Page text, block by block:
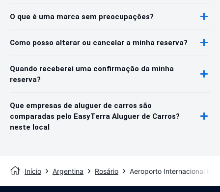
O que é uma marca sem preocupações?
Como posso alterar ou cancelar a minha reserva?
Quando receberei uma confirmação da minha
reserva?
Que empresas de aluguer de carros são
comparadas pelo EasyTerra Aluguer de Carros?
neste local
Início Argentina Rosário Aeroporto Internacional